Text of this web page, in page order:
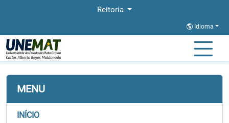
Reitoria
Idioma
Página Inicial
MENU
INÍCIO